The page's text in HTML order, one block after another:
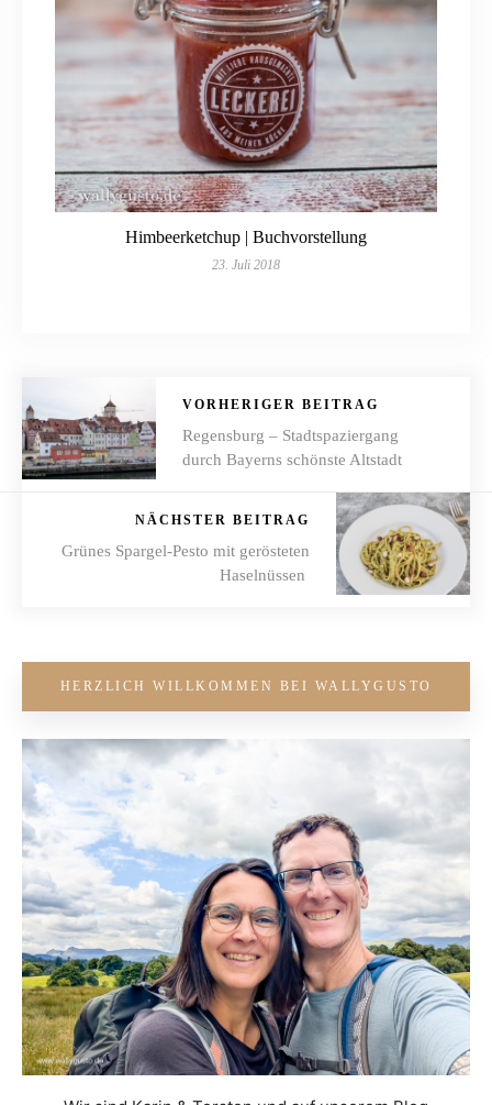
Himbeerketchup | Buchvorstellung
23. Juli 2018
VORHERIGER BEITRAG
Regensburg – Stadtspaziergang
durch Bayerns schönste Altstadt
NÄCHSTER BEITRAG
Grünes Spargel-Pesto mit gerösteten
Haselnüssen
HERZLICH WILLKOMMEN BEI WALLYGUSTO